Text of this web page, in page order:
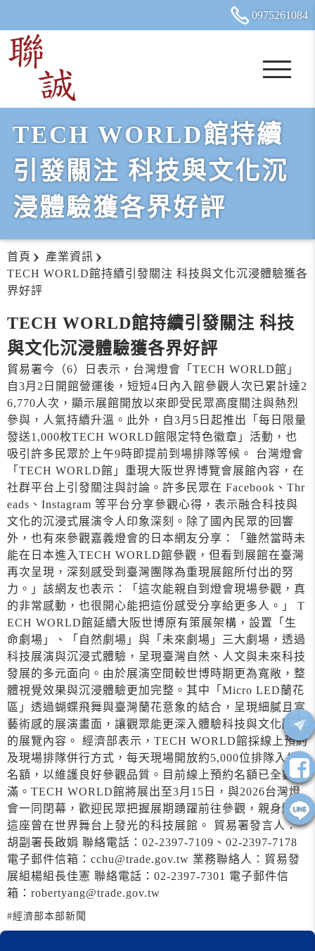
0975261084
TECH WORLD館持續
引發關注 科技與文化沉
浸體驗獲各界好評
首頁
產業資訊
TECH WORLD館持續引發關注 科技與文化沉浸體驗獲各
界好評
TECH WORLD館持續引發關注 科技
與文化沉浸體驗獲各界好評
貿易署今（6）日表示，台灣燈會「TECH WORLD館」
自3月2日開館營運後，短短4日內入館參觀人次已累計達2
6,770人次，顯示展館開放以來即受民眾高度關注與熱烈
參與，人氣持續升溫。此外，自3月5日起推出「每日限量
發送1,000枚TECH WORLD館限定特色徽章」活動，也
吸引許多民眾於上午9時即提前到場排隊等候。 台灣燈會
「TECH WORLD館」重現大阪世界博覽會展館內容，在
社群平台上引發關注與討論。許多民眾在 Facebook、Thr
eads、Instagram 等平台分享參觀心得，表示融合科技與
文化的沉浸式展演令人印象深刻。除了國內民眾的回響
外，也有來參觀嘉義燈會的日本網友分享：「雖然當時未
能在日本進入TECH WORLD館參觀，但看到展館在臺灣
再次呈現，深刻感受到臺灣團隊為重現展館所付出的努
力。」該網友也表示：「這次能親自到燈會現場參觀，真
的非常感動，也很開心能把這份感受分享給更多人。」 T
ECH WORLD館延續大阪世博原有策展架構，設置「生
命劇場」、「自然劇場」與「未來劇場」三大劇場，透過
科技展演與沉浸式體驗，呈現臺灣自然、人文與未來科技
發展的多元面向。由於展演空間較世博時期更為寬敞，整
體視覺效果與沉浸體驗更加完整。其中「Micro LED蘭花
區」透過蝴蝶飛舞與臺灣蘭花意象的結合，呈現細膩且富
藝術感的展演畫面，讓觀眾能更深入體驗科技與文化融合
的展覽內容。 經濟部表示，TECH WORLD館採線上預約
及現場排隊併行方式，每天現場開放約5,000位排隊入場
名額，以維護良好參觀品質。目前線上預約名額已全數額
滿。TECH WORLD館將展出至3月15日，與2026台灣燈
會一同閉幕，歡迎民眾把握展期踴躍前往參觀，親身體驗
這座曾在世界舞台上發光的科技展館。 貿易署發言人：
胡副署長啟娟 聯絡電話：02-2397-7109、02-2397-7178
電子郵件信箱：cchu@trade.gov.tw 業務聯絡人：貿易發
展組楊組長佳憲 聯絡電話：02-2397-7301 電子郵件信
箱：robertyang@trade.gov.tw
#經濟部本部新聞